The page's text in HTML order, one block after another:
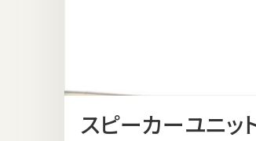
スピーカーユニッ